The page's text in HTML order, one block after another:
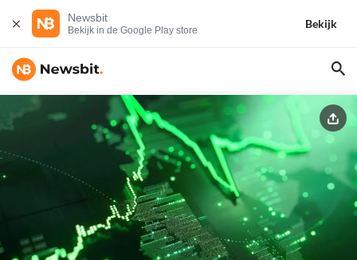
Newsbit
Bekijk in de Google Play store
Bekijk